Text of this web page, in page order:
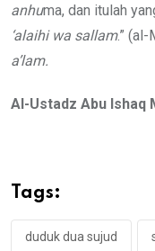
anhuma, dan itulah
‘alaihi wa sallam.”
a’lam.
Al-Ustadz Abu Ishaq
Tags:
duduk dua sujud